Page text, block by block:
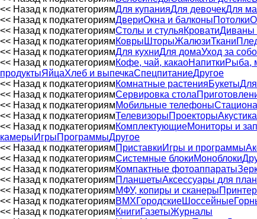
<< Назад к подкатегориямДля купанияДля девочекДля
<< Назад к подкатегориямДвериОкна и балконыПотолки
<< Назад к подкатегориямСтолы и стульяКроватиДиваны
<< Назад к подкатегориямКовры ШторыЖалюзиТкани
<< Назад к подкатегориямДля кухниДля домаУход за
<< Назад к подкатегориямКофе, чай, какаоНапиткиРыба,
продуктыЯйцаХлеб и выпечкаСпецпитаниеДругое
<< Назад к подкатегориямКомнатные растенияБукеты
<< Назад к подкатегориямСервировка стола
<< Назад к подкатегориямМобильные телефоны
<< Назад к подкатегориямТелевизорыПроекторыАкустика
<< Назад к подкатегориямКомплектующиеМониторы и
камерыИгрыПрограммыДругое
<< Назад к подкатегориямПриставкиИгры и программы
<< Назад к подкатегориямСистемные блокиМоноблоки
<< Назад к подкатегориямКомпактные фотоаппараты
<< Назад к подкатегориямПланшетыАксессуары для
<< Назад к подкатегориямМФУ, копиры и сканеры
<< Назад к подкатегориямBMXГородскиеШоссейные
<< Назад к подкатегориямКнигиГазетыЖурналы